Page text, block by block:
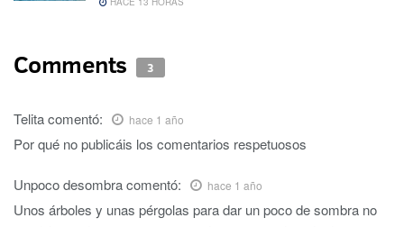
Comments 3
Telitacomentó: hace 1 año
Por qué no publicáis los comentarios respetuosos
Unpoco desombracomentó: hace 1 año
Unos árboles y unas pérgolas para dar un poco de sombra no